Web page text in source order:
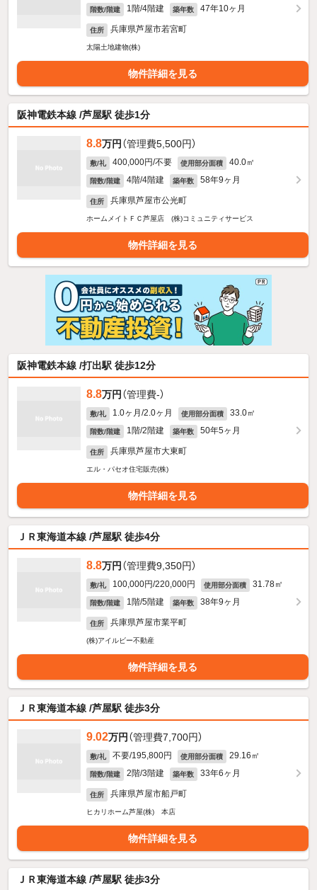
階数/階建 1階/4階建 築年数 47年10ヶ月
住所 兵庫県芦屋市若宮町
太陽土地建物(株)
物件詳細を見る
阪神電鉄本線 /芦屋駅 徒歩1分
8.8万円 （管理費5,500円）
敷/礼 400,000円/不要 使用部分面積 40.0㎡
階数/階建 4階/4階建 築年数 58年9ヶ月
住所 兵庫県芦屋市公光町
ホームメイトＦＣ芦屋店 (株)コミュニティサービス
物件詳細を見る
阪神電鉄本線 /打出駅 徒歩12分
8.8万円 （管理費-）
敷/礼 1.0ヶ月/2.0ヶ月 使用部分面積 33.0㎡
階数/階建 1階/2階建 築年数 50年5ヶ月
住所 兵庫県芦屋市大東町
エル・パセオ住宅販売(株)
物件詳細を見る
ＪＲ東海道本線 /芦屋駅 徒歩4分
8.8万円 （管理費9,350円）
敷/礼 100,000円/220,000円 使用部分面積 31.78㎡
階数/階建 1階/5階建 築年数 38年9ヶ月
住所 兵庫県芦屋市業平町
(株)アイルビー不動産
物件詳細を見る
ＪＲ東海道本線 /芦屋駅 徒歩3分
9.02万円 （管理費7,700円）
敷/礼 不要/195,800円 使用部分面積 29.16㎡
階数/階建 2階/3階建 築年数 33年6ヶ月
住所 兵庫県芦屋市船戸町
ヒカリホーム芦屋(株) 本店
物件詳細を見る
ＪＲ東海道本線 /芦屋駅 徒歩3分